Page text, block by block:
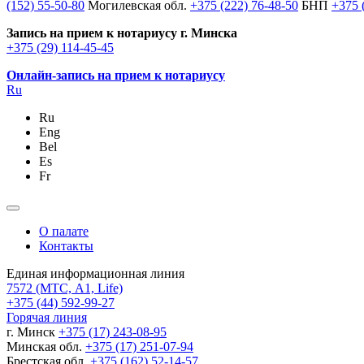
(152) 55-50-80 Могилевская обл. +375 (222) 76-48-50 БНП +375
Запись на прием к нотариусу г. Минска
+375 (29) 114-45-45
Онлайн-запись на прием к нотариусу
Ru
Ru
Eng
Bel
Es
Fr
О палате
Контакты
Единая информационная линия
7572 (МТС, A1, Life)
+375 (44) 592-99-27
Горячая линия
г. Минск +375 (17) 243-08-95
Минская обл. +375 (17) 251-07-94
Брестская обл. +375 (162) 52-14-57